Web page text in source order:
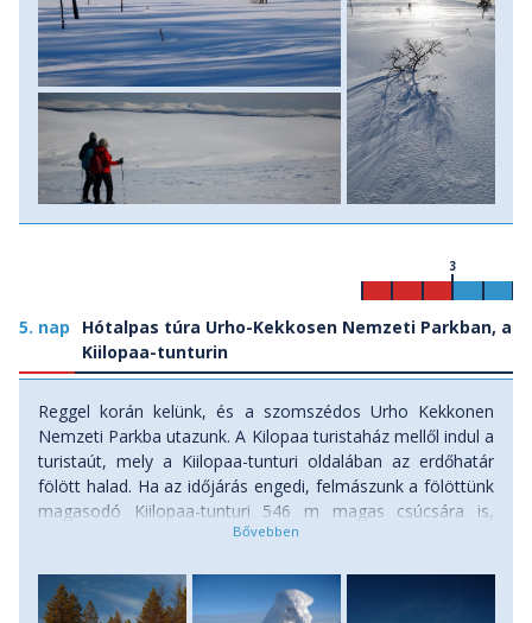
5. nap
Hótalpas túra Urho-Kekkosen Nemzeti Parkban, a
Kiilopaa-tunturin
3
Reggel korán kelünk, és a szomszédos Urho Kekkonen
Nemzeti Parkba utazunk. A Kilopaa turistaház mellől indul a
turistaút, mely a Kiilopaa-tunturi oldalában az erdőhatár
fölött halad. Ha az időjárás engedi, felmászunk a fölöttünk
magasodó Kiilopaa-tunturi 546 m magas csúcsára is,
ahonnan gyönyörű kilátás nyílik az alattunk elterülő tajgára,
Egy jó 4 órás hótalpazás után érkezünk meg a Luulampi-
menedékházhoz, ahol egy forró tea mellett megebédelünk.